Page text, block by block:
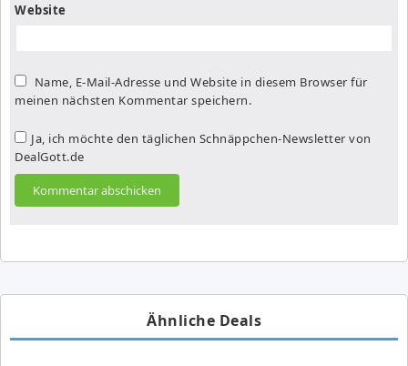
Website
Name, E-Mail-Adresse und Website in diesem Browser für
meinen nächsten Kommentar speichern.
Ja, ich möchte den täglichen Schnäppchen-Newsletter von
DealGott.de
Ähnliche Deals